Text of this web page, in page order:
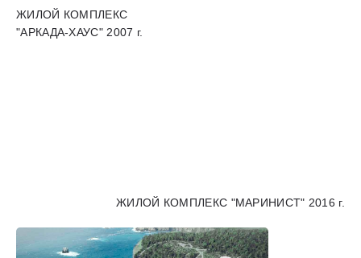
ЖИЛОЙ КОМПЛЕКС
"АРКАДА-ХАУС" 2007 г.
ЖИЛОЙ КОМПЛЕКС "МАРИНИСТ" 2016 г.